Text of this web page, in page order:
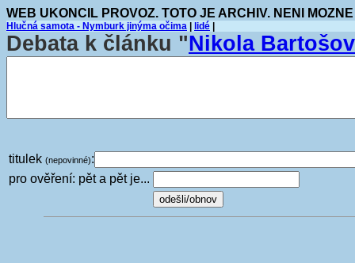
WEB UKONCIL PROVOZ. TOTO JE ARCHIV. NENI
Hlučná samota - Nymburk jinýma očima lidé
Debata k článku "Nikola
titulek (nepovinné):
pro ověření: pět a pět je...